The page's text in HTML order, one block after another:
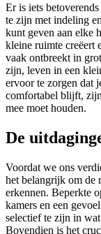
Er is iets
te zijn met indeling
kunt geven aan elke
kleine ruimte creëert
vaak ontbreekt in
zijn, leven in een
ervoor te zorgen dat
comfortabel blijft,
mee moet houden.
De
Voordat we ons
het belangrijk om de
erkennen. Beperkte
kamers en een
selectief te zijn in
Bovendien is het